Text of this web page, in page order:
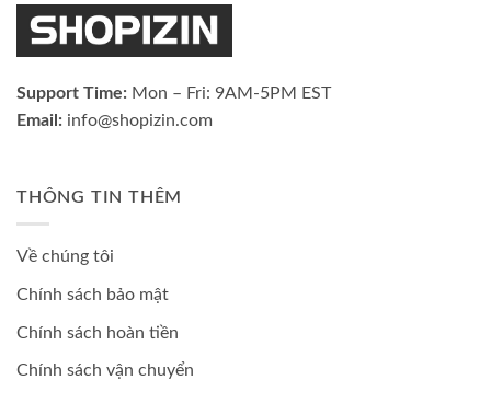
Support Time: Mon – Fri: 9AM-5PM EST
Email: info@shopizin.com
THÔNG TIN THÊM
Về chúng tôi
Chính sách bảo mật
Chính sách hoàn tiền
Chính sách vận chuyển